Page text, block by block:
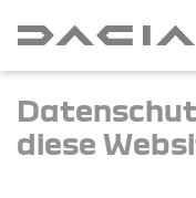
diese